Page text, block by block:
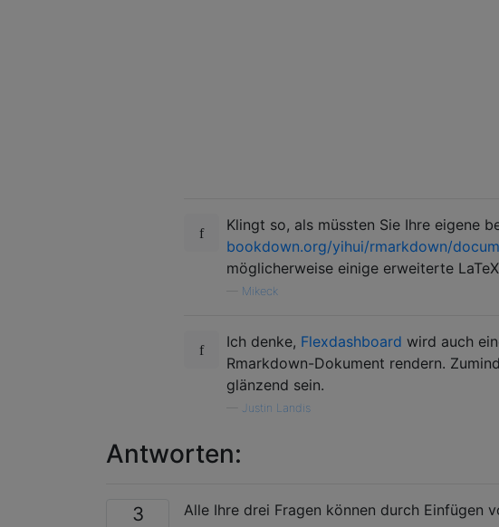
Klingt so, als müssten Sie Ihre eigene
bookdown.org/yihui/rmarkdown/
möglicherweise einige erweiterte
Mikeck
Ich denke, Flexdashboard wird auch
Rmarkdown-Dokument rendern.
glänzend sein.
Justin Landis
Antworten:
3 Alle Ihre drei Fragen können durch Einfügen